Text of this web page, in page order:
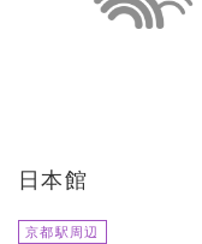
日本館
京都駅周辺